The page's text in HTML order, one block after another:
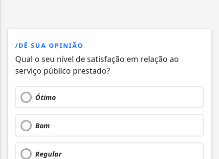
/DÊ SUA OPINIÃO
Qual o seu nível de satisfação em relação ao
serviço público prestado?
Ótimo
Bom
Regular